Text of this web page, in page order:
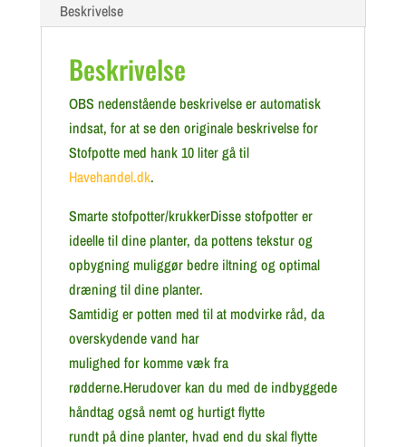
Beskrivelse
Beskrivelse
OBS nedenstående beskrivelse er automatisk
indsat, for at se den originale beskrivelse for
Stofpotte med hank 10 liter gå til
Havehandel.dk.
Smarte stofpotter/krukkerDisse stofpotter er
ideelle til dine planter, da pottens tekstur og
opbygning muliggør bedre iltning og optimal
dræning til dine planter.
Samtidig er potten med til at modvirke råd, da
overskydende vand har
mulighed for komme væk fra
rødderne.Herudover kan du med de indbyggede
håndtag også nemt og hurtigt flytte
rundt på dine planter, hvad end du skal flytte